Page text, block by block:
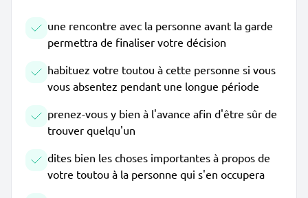
une rencontre avec la personne avant la garde
permettra de finaliser votre décision
habituez votre toutou à cette personne si vous
vous absentez pendant une longue période
prenez-vous y bien à l'avance afin d'être sûr de
trouver quelqu'un
dites bien les choses importantes à propos de
votre toutou à la personne qui s'en occupera